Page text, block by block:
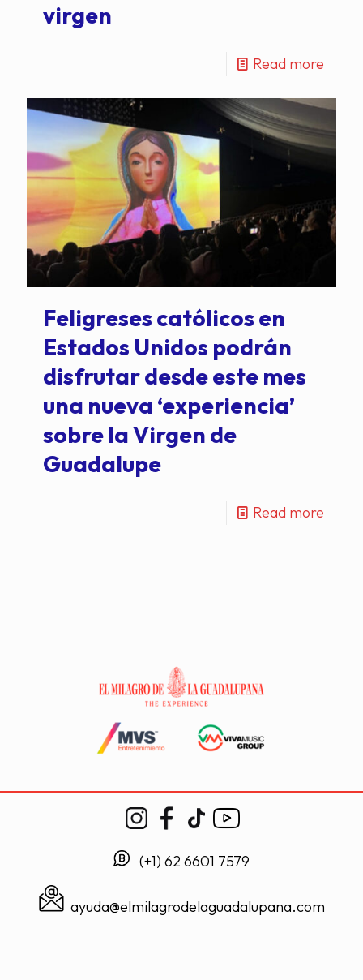
virgen
Read more
Feligreses católicos en
Estados Unidos podrán
disfrutar desde este mes
una nueva ‘experiencia’
sobre la Virgen de
Guadalupe
Read more
(+1) 62 6601 7579
ayuda@elmilagrodelaguadalupana.com